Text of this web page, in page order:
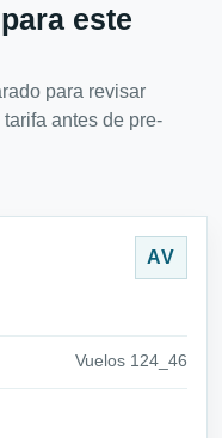
este
para revisar
antes de pre-
AV
Vuelos 124_46